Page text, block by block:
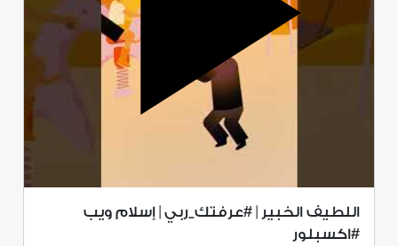
اللطيف الخبير | #عرفتك_ربي | إسلام ويب
#اكسبلور